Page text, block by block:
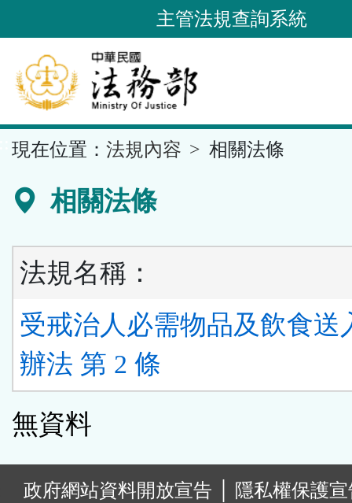
到
要
內
容
區
主管法規查詢系統
現在位置： 法規內容 相關法條
相關法條
法規名稱：
受戒治人必需物品及飲食送
辦法 第 2 條
無資料
政府網站資料開放宣告
隱私權保護